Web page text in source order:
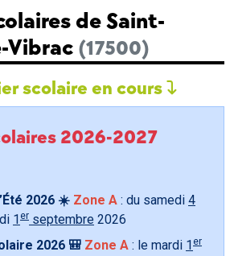
de Saint-
Vibrac (17500)
scolaire en cours
2026-2027
2026 ☀️ Zone A : du samedi 4
1 er septembre 2026
2026 🎒 Zone A : le mardi 1 er